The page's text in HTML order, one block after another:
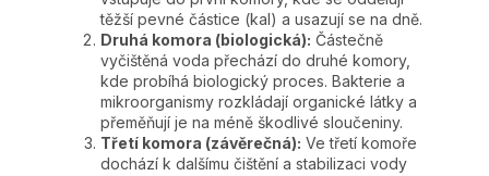
těžší pevné částice (kal) a usazují se na dně.
Druhá komora (biologická): Částečně
vyčištěná voda přechází do druhé komory,
kde probíhá biologický proces. Bakterie a
mikroorganismy rozkládají organické látky a
přeměňují je na méně škodlivé sloučeniny.
Třetí komora (závěrečná): Ve třetí komoře
dochází k dalšímu čištění a stabilizaci vody